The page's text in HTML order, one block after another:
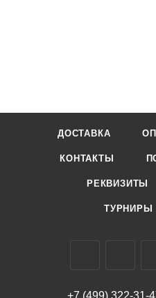
ДОСТАВКА
КОНТАКТЫ
РЕКВИЗИТЫ
ТУРНИРЫ
+7 (499) 322-31-